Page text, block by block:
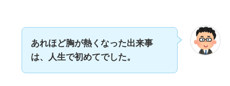
あれほど胸が熱くなった出来事
は、人生で初めてでした。